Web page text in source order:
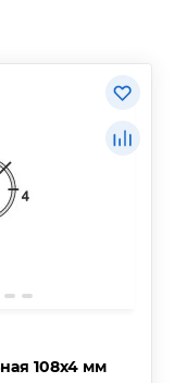
108х4 мм